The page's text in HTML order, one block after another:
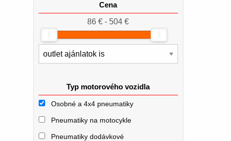
Cena
86 € - 504 €
Typ motorového vozidla
Osobné a 4x4 pneumatiky
Pneumatiky na motocykle
Pneumatiky dodávkové